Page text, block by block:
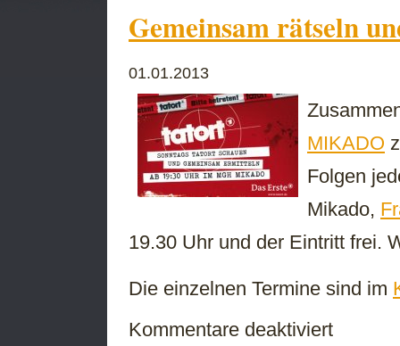
Gemeinsam rätseln
01.01.2013
MIKADO
Folgen
Mikado,
19.30 Uhr und der Eintritt frei.
Die einzelnen Termine sind im
Kommentare deaktiviertGemeinsam